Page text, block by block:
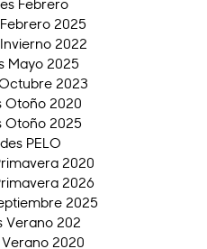
Febrero
2025
2022
Mayo 2025
2023
Otoño 2020
Otoño 2025
PELO
2020
2026
2025
Verano 202
2020